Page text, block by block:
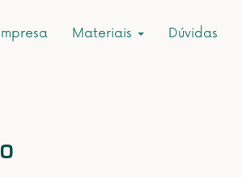
Materiais Dúvidas